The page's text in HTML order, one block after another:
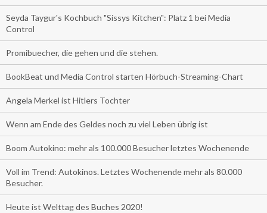
Seyda Taygur's Kochbuch "Sissys Kitchen": Platz 1 bei Media
Control
Promibuecher, die gehen und die stehen.
BookBeat und Media Control starten Hörbuch-Streaming-Chart
Angela Merkel ist Hitlers Tochter
Wenn am Ende des Geldes noch zu viel Leben übrig ist
Boom Autokino: mehr als 100.000 Besucher letztes Wochenende
Voll im Trend: Autokinos. Letztes Wochenende mehr als 80.000
Besucher.
Heute ist Welttag des Buches 2020!